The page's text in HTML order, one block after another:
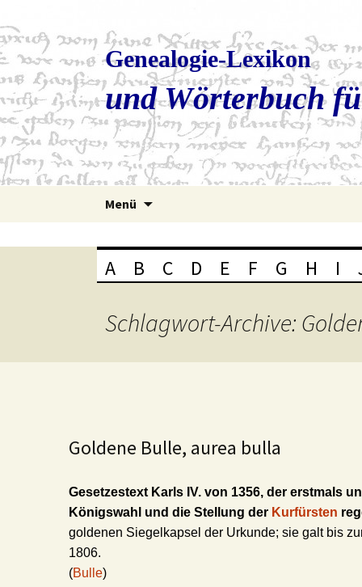
Genealogie-Lexikon
und Wörterbuch
Menü
A B C D E F G H I
Schlagwort-Archive:
Goldene Bulle, aurea bulla
Gesetzestext Karls IV. von 1356, der erstmals
Königswahl und die Stellung der Kurfürsten
goldenen Siegelkapsel der Urkunde; sie galt bis
1806.
(Bulle)